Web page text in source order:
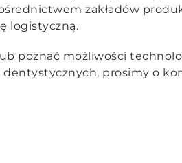
zakładów
logistyczną.
poznać możliwości
prosimy o